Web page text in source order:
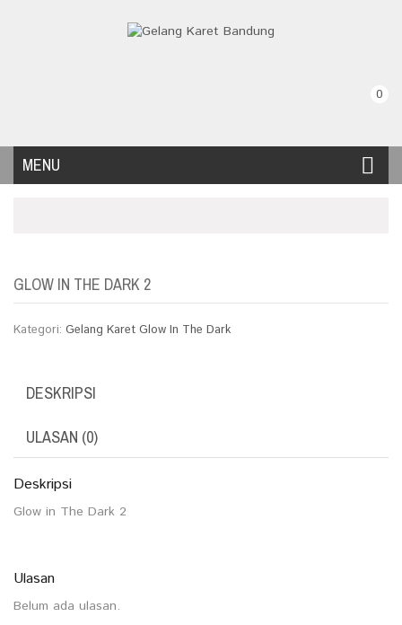
0
MENU
GLOW IN THE DARK 2
Kategori: Gelang Karet Glow In The Dark
DESKRIPSI
ULASAN (0)
Deskripsi
Glow in The Dark 2
Ulasan
Belum ada ulasan.